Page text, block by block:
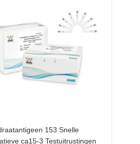
153 Snelle
ca15-3 Testuitrustingen